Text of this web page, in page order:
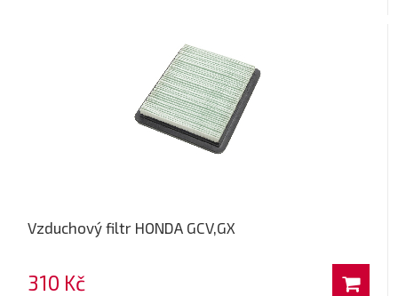
Vzduchový filtr HONDA GCV,GX
310 Kč